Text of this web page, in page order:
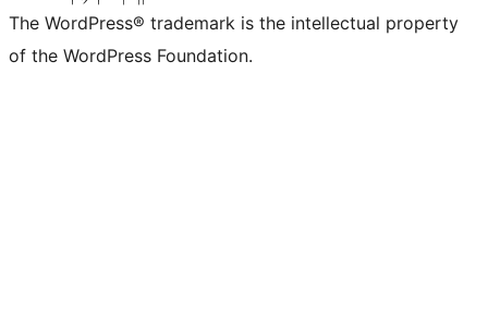
The WordPress® trademark is the intellectual property
of the WordPress Foundation.